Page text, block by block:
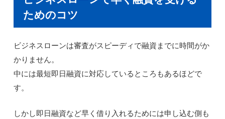
ためのコツ
ビジネスローンは審査がスピーディで融資までに時間がか
かりません。
中には最短即日融資に対応しているところもあるほどで
す。
しかし即日融資など早く借り入れるためには申し込む側も